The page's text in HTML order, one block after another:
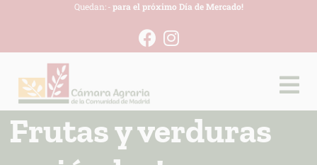
Quedan: -para el próximo Día de Mercado!
Frutas y verduras